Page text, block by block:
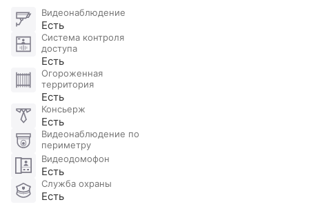
Видеонаблюдение
Есть
Система контроля
доступа
Есть
Огороженная
территория
Есть
Консьерж
Есть
Видеонаблюдение по
периметру
Видеодомофон
Есть
Служба охраны
Есть